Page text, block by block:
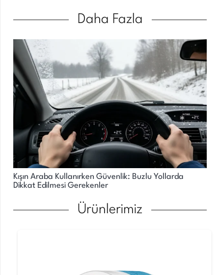
Daha Fazla
Kışın Araba Kullanırken Güvenlik: Buzlu Yollarda
Dikkat Edilmesi Gerekenler
Ürünlerimiz